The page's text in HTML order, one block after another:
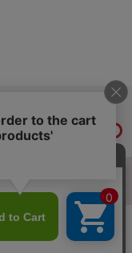
履歴情報を残す